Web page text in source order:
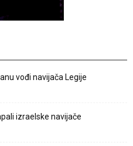
vođi navijača Legije
izraelske navijače